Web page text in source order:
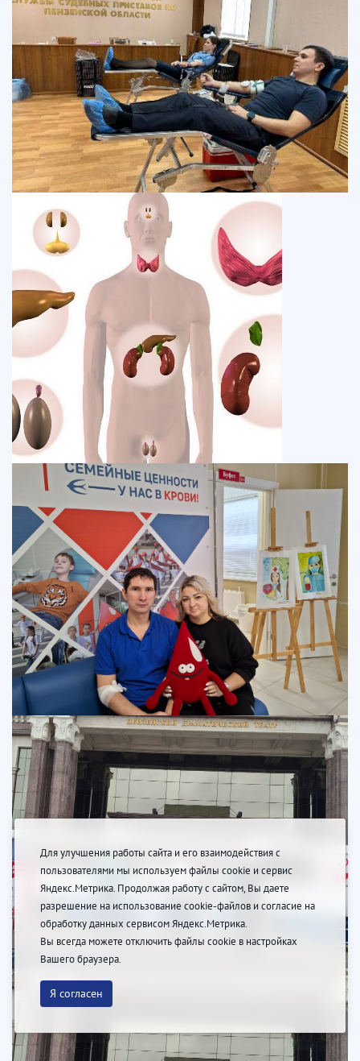
Для улучшения работы сайта и его взаимодействия с
пользователями мы используем файлы cookie и сервис
Яндекс.Метрика. Продолжая работу с сайтом, Вы даете
разрешение на использование cookie-файлов и согласие на
обработку данных сервисом Яндекс.Метрика.
Вы всегда можете отключить файлы cookie в настройках
Вашего браузера.
Я согласен